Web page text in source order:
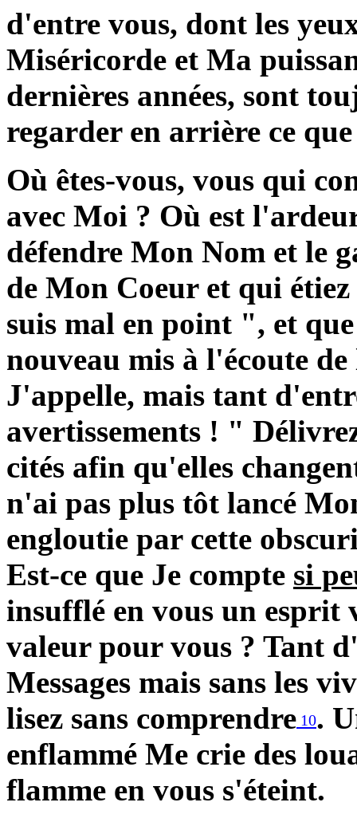
d'entre vous, dont les
Miséricorde et Ma
dernières années, sont
regarder en arrière ce
Où êtes-vous, vous qui
avec Moi ? Où est
défendre Mon Nom et le
de Mon Coeur et qui
suis mal en point ", et
nouveau mis à l'écoute
J'appelle, mais tant
avertissements ! "
cités afin qu'elles
n'ai pas plus tôt lancé
engloutie par cette
Est-ce que Je compte si
insufflé en vous un esprit
valeur pour vous ? Tant
Messages mais sans les
lisez sans comprendre 10.
enflammé Me crie des
flamme en vous s'éteint.